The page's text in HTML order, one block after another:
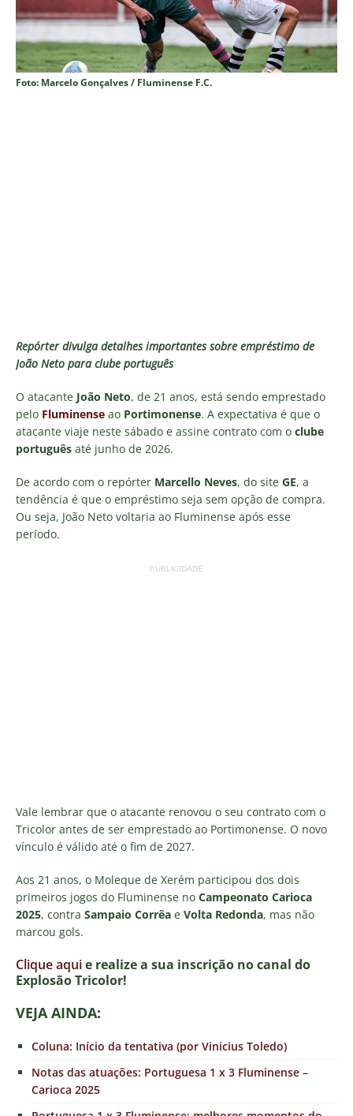
Foto: Marcelo Gonçalves / Fluminense F.C.
Repórter divulga detalhes importantes sobre empréstimo de
João Neto para clube português
O atacante João Neto, de 21 anos, está sendo emprestado
pelo Fluminense ao Portimonense. A expectativa é que o
atacante viaje neste sábado e assine contrato com o clube
português até junho de 2026.
De acordo com o repórter Marcello Neves, do site GE, a
tendência é que o empréstimo seja sem opção de compra.
Ou seja, João Neto voltaria ao Fluminense após esse
período.
PUBLICIDADE
Vale lembrar que o atacante renovou o seu contrato com o
Tricolor antes de ser emprestado ao Portimonense. O novo
vínculo é válido até o fim de 2027.
Aos 21 anos, o Moleque de Xerém participou dos dois
primeiros jogos do Fluminense no Campeonato Carioca
2025, contra Sampaio Corrêa e Volta Redonda, mas não
marcou gols.
Clique aquie realize a sua inscrição no canal do
Explosão Tricolor!
VEJA AINDA:
Coluna: Início da tentativa (por Vinicius Toledo)
Notas das atuações: Portuguesa 1 x 3 Fluminense –
Carioca 2025